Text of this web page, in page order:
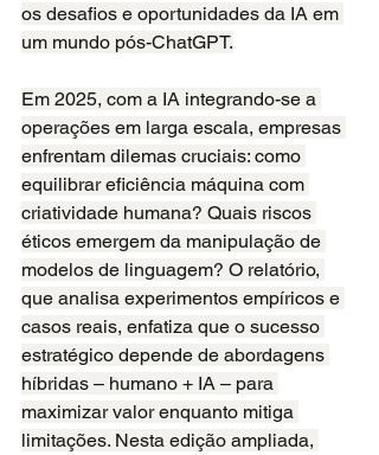
os desafios e oportunidades da IA em
um mundo pós-ChatGPT.
Em 2025, com a IA integrando-se a
operações em larga escala, empresas
enfrentam dilemas cruciais: como
equilibrar eficiência máquina com
criatividade humana? Quais riscos
éticos emergem da manipulação de
modelos de linguagem? O relatório,
que analisa experimentos empíricos e
casos reais, enfatiza que o sucesso
estratégico depende de abordagens
híbridas – humano + IA – para
maximizar valor enquanto mitiga
limitações. Nesta edição ampliada,